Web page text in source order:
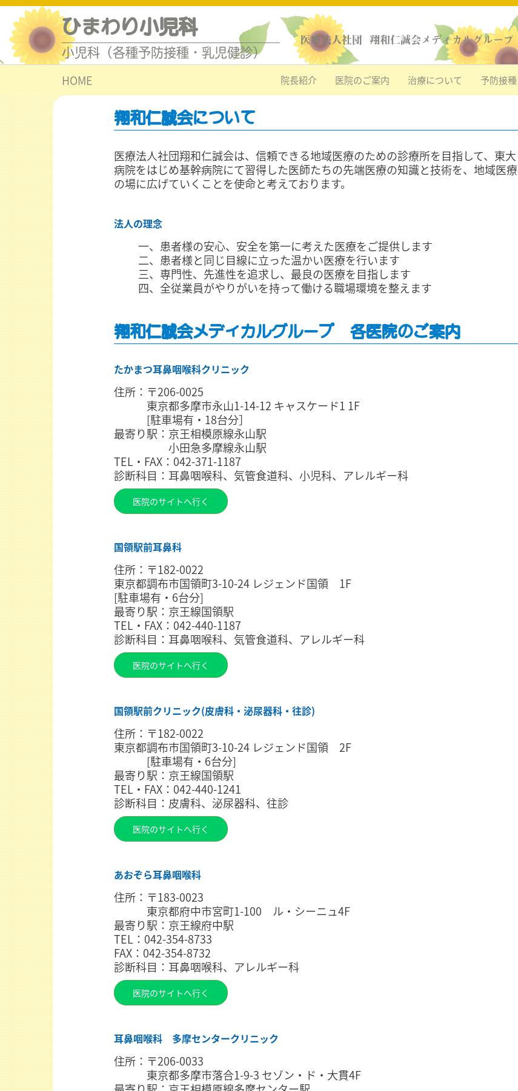
ひまわり小児科
小児科（各種予防接種・乳児健診）
医療法人社団 翔和仁誠会メディカルグループ
HOME 院長紹介 医院のご案内 治療について 予防接種
翔和仁誠会について
医療法人社団翔和仁誠会は、信頼できる地域医療のための診療所を目指して、東大
病院をはじめ基幹病院にて習得した医師たちの先端医療の知識と技術を、地域医療
の場に広げていくことを使命と考えております。
法人の理念
一、患者様の安心、安全を第一に考えた医療をご提供します
二、患者様と同じ目線に立った温かい医療を行います
三、専門性、先進性を追求し、最良の医療を目指します
四、全従業員がやりがいを持って働ける職場環境を整えます
翔和仁誠会メディカルグループ〜各医院のご案内
たかまつ耳鼻咽喉科クリニック
住所：〒206-0025
東京都多摩市永山1-14-12 キャスケード1 1F
[駐車場有・18台分］
最寄り駅：京王相模原線永山駅
小田急多摩線永山駅
TEL・FAX：042-371-1187
診断科目：耳鼻咽喉科、気管食道科、小児科、アレルギー科
医院のサイトへ行く
国領駅前耳鼻科
住所：〒182-0022
東京都調布市国領町3-10-24 レジェンド国領 1F
[駐車場有・6台分]
最寄り駅：京王線国領駅
TEL・FAX：042-440-1187
診断科目：耳鼻咽喉科、気管食道科、アレルギー科
医院のサイトへ行く
国領駅前クリニック(皮膚科・泌尿器科・往診)
住所：〒182-0022
東京都調布市国領町3-10-24 レジェンド国領 2F
[駐車場有・6台分]
最寄り駅：京王線国領駅
TEL・FAX：042-440-1241
診断科目：皮膚科、泌尿器科、往診
医院のサイトへ行く
あおぞら耳鼻咽喉科
住所：〒183-0023
東京都府中市宮町1-100 ル・シーニュ4F
最寄り駅：京王線府中駅
TEL：042-354-8733
FAX：042-354-8732
診断科目：耳鼻咽喉科、アレルギー科
医院のサイトへ行く
耳鼻咽喉科 多摩センタークリニック
住所：〒206-0033
東京都多摩市落合1-9-3 セゾン・ド・大貫4F